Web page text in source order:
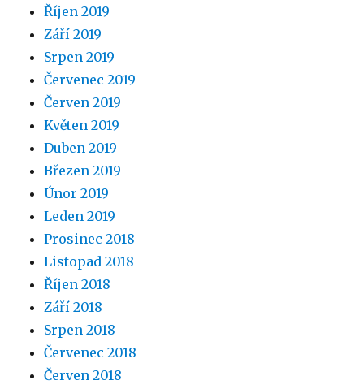
Říjen 2019
Září 2019
Srpen 2019
Červenec 2019
Červen 2019
Květen 2019
Duben 2019
Březen 2019
Únor 2019
Leden 2019
Prosinec 2018
Listopad 2018
Říjen 2018
Září 2018
Srpen 2018
Červenec 2018
Červen 2018